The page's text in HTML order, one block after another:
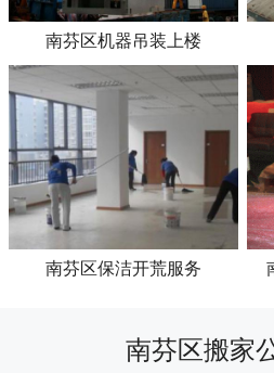
南芬区机器吊装上楼
南芬区保洁开荒服务
南芬区搬家